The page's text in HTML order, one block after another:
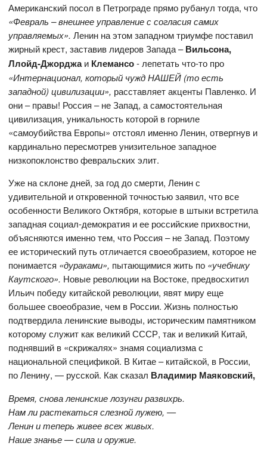
Американский посол в Петрограде прямо рубанул тогда, что
«Февраль – внешнее управление с согласия самих
управляемых». Ленин на этом западном триумфе поставил
жирный крест, заставив лидеров Запада –Вильсона,
Ллойд-Джорджаи Клемансо- лепетать что-то про
«Интернационал, который чужд НАШЕЙ (то есть
западной) цивилизации», расставляет акценты Павленко. И
они – правы! Россия – не Запад, а самостоятельная
цивилизация, уникальность которой в горниле
«самоубийства Европы» отстоял именно Ленин, отвергнув и
кардинально пересмотрев унизительное западное
низкопоклонство февральских элит.
Уже на склоне дней, за год до смерти, Ленин с
удивительной и откровенной точностью заявил, что все
особенности Великого Октября, которые в штыки встретила
западная социал-демократия и ее российские прихвостни,
объясняются именно тем, что Россия – не Запад. Поэтому
ее исторический путь отличается своеобразием, которое не
понимается «дураками», пытающимися жить по «учебнику
Каутского». Новые революции на Востоке, предвосхитил
Ильич победу китайской революции, явят миру еще
большее своеобразие, чем в России. Жизнь полностью
подтвердила ленинские выводы, историческим памятником
которому служит как великий СССР, так и великий Китай,
поднявший в «скрижалях» знамя социализма с
национальной спецификой. В Китае – китайской, в России,
по Ленину, — русской. Как сказал Владимир Маяковский,
Время, снова ленинские лозунги развихрь.
Нам ли растекаться слезной лужею, —
Ленин и теперь живее всех живых.
Наше знанье — сила и оружие.